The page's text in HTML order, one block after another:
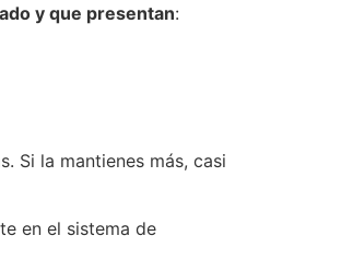
y que presentan:
Si la mantienes más, casi
en el sistema de